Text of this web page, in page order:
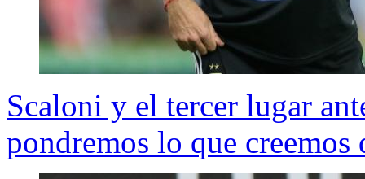
Scaloni y el tercer lugar
pondremos lo que creemos